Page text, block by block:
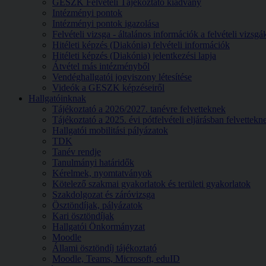
GESZK Felvételi Tájékoztató kiadvány
Intézményi pontok
Intézményi pontok igazolása
Felvételi vizsga - általános információk a felvételi
Hitéleti képzés (Diakónia) felvételi információk
Hitéleti képzés (Diakónia) jelentkezési lapja
Átvétel más intézményből
Vendéghallgatói jogviszony létesítése
Videók a GESZK képzéseiről
Hallgatóinknak
Tájékoztató a 2026/2027. tanévre felvetteknek
Tájékoztató a 2025. évi pótfelvételi eljárásban
Hallgatói mobilitási pályázatok
TDK
Tanév rendje
Tanulmányi határidők
Kérelmek, nyomtatványok
Kötelező szakmai gyakorlatok és területi gyakorlatok
Szakdolgozat és záróvizsga
Ösztöndíjak, pályázatok
Kari ösztöndíjak
Hallgatói Önkormányzat
Moodle
Állami ösztöndíj tájékoztató
Moodle, Teams, Microsoft, eduID